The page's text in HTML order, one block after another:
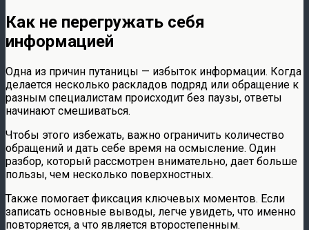
Как не перегружать себя
информацией
Одна из причин путаницы — избыток информации. Когда
делается несколько раскладов подряд или обращение к
разным специалистам происходит без паузы, ответы
начинают смешиваться.
Чтобы этого избежать, важно ограничить количество
обращений и дать себе время на осмысление. Один
разбор, который рассмотрен внимательно, дает больше
пользы, чем несколько поверхностных.
Также помогает фиксация ключевых моментов. Если
записать основные выводы, легче увидеть, что именно
повторяется, а что является второстепенным.